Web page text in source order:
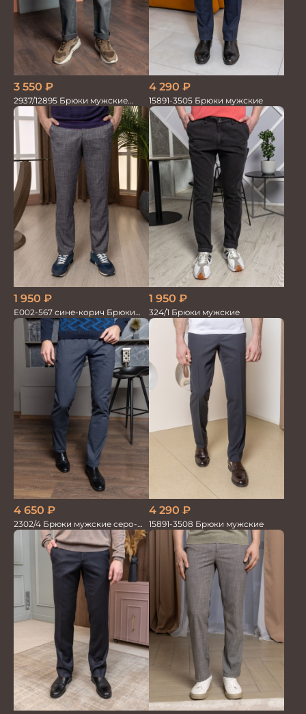
3 550 ₽
2937/12895 Брюки мужские
RUBY серые
4 290 ₽
15891-3505 Брюки мужские
1 950 ₽
Е002-567 сине-корич Брюки
мужские
1 950 ₽
324/1 Брюки мужские
4 650 ₽
2302/4 Брюки мужские серо-
синие
4 290 ₽
15891-3508 Брюки мужские